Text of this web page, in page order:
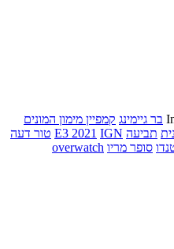
בר גיימינג קמפיין מימון המונים
תביעה E3 2021 IGN
טור דעה
סופר מריו overwatch